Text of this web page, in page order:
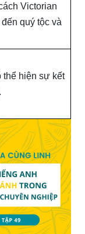
Victorian
quý tộc và
thể hiện sự kết